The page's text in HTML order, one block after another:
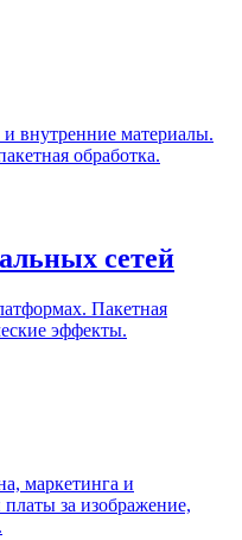
внутренние материалы.
обработка.
сетей
Пакетная
эффекты.
маркетинга и
за изображение,